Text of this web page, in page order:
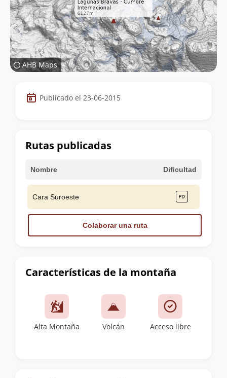
AHB Maps
Datos
de
cumbre
Publicado el 23-06-2015
Características de la montaña
Alta Montaña Volcán Acceso libre
Rutas publicadas
Nombre Dificultad
Cara Suroeste
Colaborar una ruta